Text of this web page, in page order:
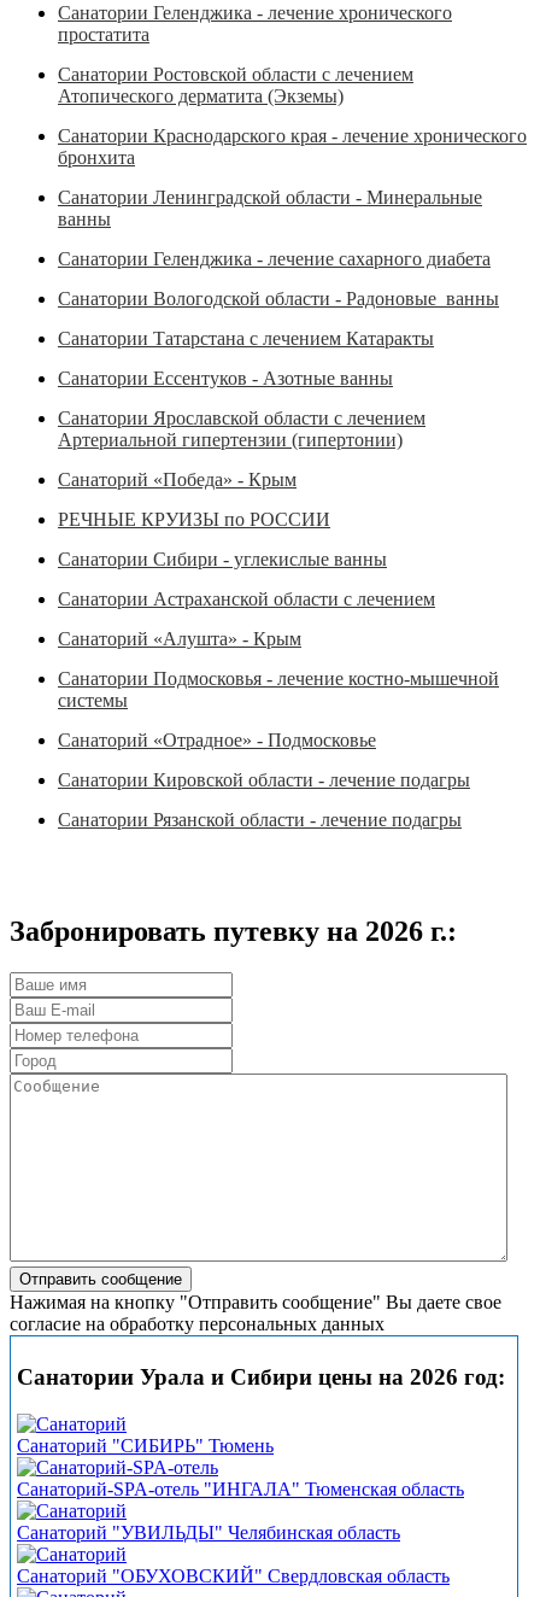
Санатории Геленджика - лечение хронического
простатита
Санатории Ростовской области с лечением
Атопического дерматита (Экземы)
Санатории Краснодарского края - лечение хронического
бронхита
Санатории Ленинградской области - Минеральные
ванны
Санатории Геленджика - лечение сахарного диабета
Санатории Вологодской области - Радоновые ванны
Санатории Татарстана с лечением Катаракты
Санатории Ессентуков - Азотные ванны
Санатории Ярославской области с лечением
Артериальной гипертензии (гипертонии)
Санаторий «Победа» - Крым
РЕЧНЫЕ КРУИЗЫ по РОССИИ
Санатории Сибири - углекислые ванны
Санатории Астраханской области с лечением
Санаторий «Алушта» - Крым
Санатории Подмосковья - лечение костно-мышечной
системы
Санаторий «Отрадное» - Подмосковье
Санатории Кировской области - лечение подагры
Санатории Рязанской области - лечение подагры
Забронировать путевку на 2026 г.:
Нажимая на кнопку "Отправить сообщение" Вы даете свое
согласие на обработку персональных данных
Санатории Урала и Сибири цены на 2026 год:
Санаторий "СИБИРЬ" Тюмень
Санаторий-SPA-отель "ИНГАЛА" Тюменская область
Санаторий "УВИЛЬДЫ" Челябинская область
Санаторий "ОБУХОВСКИЙ" Свердловская область